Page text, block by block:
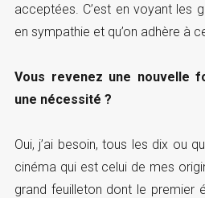
acceptées. C’est en voyant les
en sympathie et qu’on adhère à
Vous revenez une nouvelle
une nécessité ?
Oui, j’ai besoin, tous les dix ou
cinéma qui est celui de mes
grand feuilleton dont le premier